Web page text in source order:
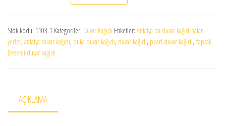
Stok kodu: 1103-1 Kategoriler: Duvar Kağıdı Etiketler: Antalya da duvar kağıdı satan
yerler, antalya duvar kağıdı, duka duvar kağıdı, duvar kağıdı, pearl duvar kağıdı, Yaprak
Desenli duvar kağıdı
AÇIKLAMA